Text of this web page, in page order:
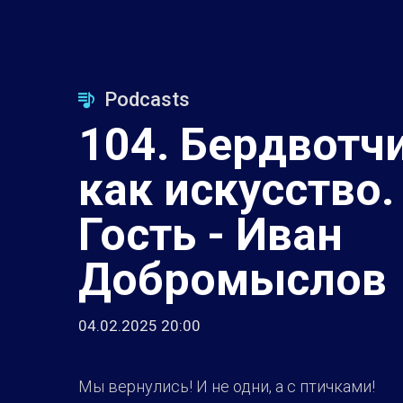
Podcasts
104.
как искусство.
Гость - Иван
Добромыслов
04.02.2025 20:00
Мы вернулись! И не одни, а с птичками!